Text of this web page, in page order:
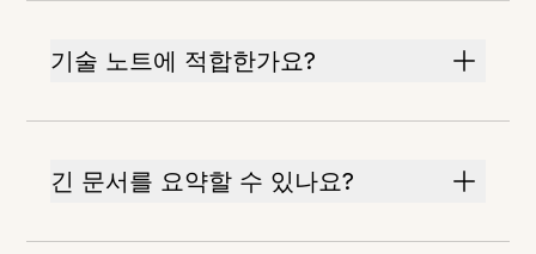
기술 노트에 적합한가요?
긴 문서를 요약할 수 있나요?